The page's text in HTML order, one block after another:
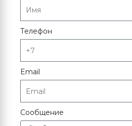
Телефон
Email
Сообщение